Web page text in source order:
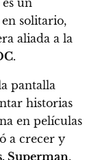
solitario,
aliada a la
.
pantalla
historias
en películas
a crecer y
Superman,